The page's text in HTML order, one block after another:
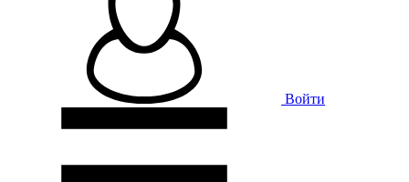
Войти